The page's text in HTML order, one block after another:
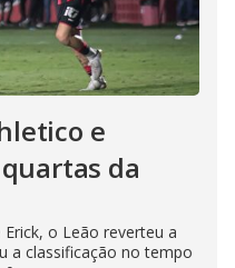
e
da
o Leão reverteu a
a classificação no tempo